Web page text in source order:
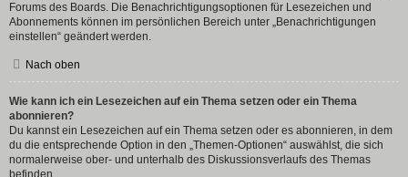
Forums des Boards. Die Benachrichtigungsoptionen für Lesezeichen und
Abonnements können im persönlichen Bereich unter „Benachrichtigungen
einstellen“ geändert werden.
Nach oben
Wie kann ich ein Lesezeichen auf ein Thema setzen oder ein Thema
abonnieren?
Du kannst ein Lesezeichen auf ein Thema setzen oder es abonnieren, in dem
du die entsprechende Option in den „Themen-Optionen“ auswählst, die sich
normalerweise ober- und unterhalb des Diskussionsverlaufs des Themas
befinden.